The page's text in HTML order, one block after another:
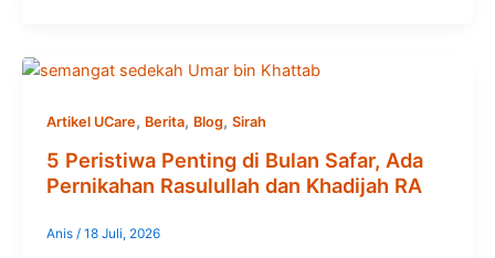
Artikel UCare, Berita, Blog, Sirah
5 Peristiwa Penting di Bulan Safar, Ada
Pernikahan Rasulullah dan Khadijah RA
Anis / 18 Juli, 2026